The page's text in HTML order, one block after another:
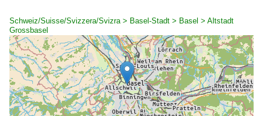
Schweiz/Suisse/Svizzera/Svizra > Basel-Stadt > Basel > Altstadt
Grossbasel